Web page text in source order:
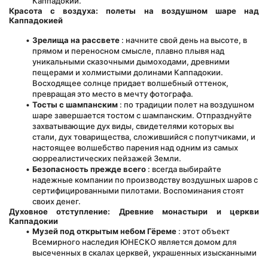
Красота с воздуха: полеты на воздушном шаре над
Каппадокией
Зрелища на рассвете : начните свой день на высоте, в
прямом и переносном смысле, плавно плывя над
уникальными сказочными дымоходами, древними
пещерами и холмистыми долинами Каппадокии.
Восходящее солнце придает волшебный оттенок,
превращая это место в мечту фотографа.
Тосты с шампанским : по традиции полет на воздушном
шаре завершается тостом с шампанским. Отпразднуйте
захватывающие дух виды, свидетелями которых вы
стали, дух товарищества, сложившийся с попутчиками, и
настоящее волшебство парения над одним из самых
сюрреалистических пейзажей Земли.
Безопасность прежде всего : всегда выбирайте
надежные компании по производству воздушных шаров с
сертифицированными пилотами. Воспоминания стоят
своих денег.
Духовное отступление: Древние монастыри и церкви
Каппадокии
Музей под открытым небом Гёреме : этот объект
Всемирного наследия ЮНЕСКО является домом для
высеченных в скалах церквей, украшенных изысканными